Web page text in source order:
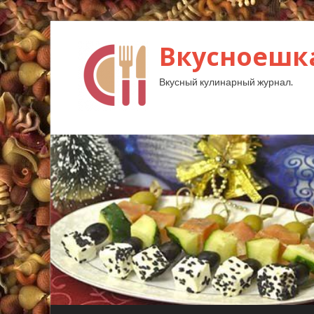
Вкусный кулинарный журнал.